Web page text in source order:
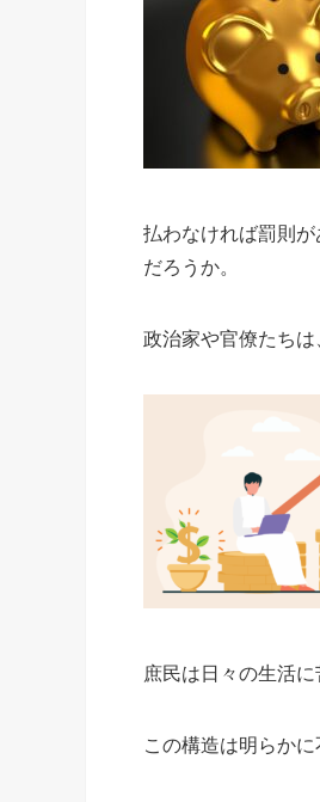
払わなければ罰則
だろうか。
政治家や官僚たち
庶民は日々の生活
この構造は明らか